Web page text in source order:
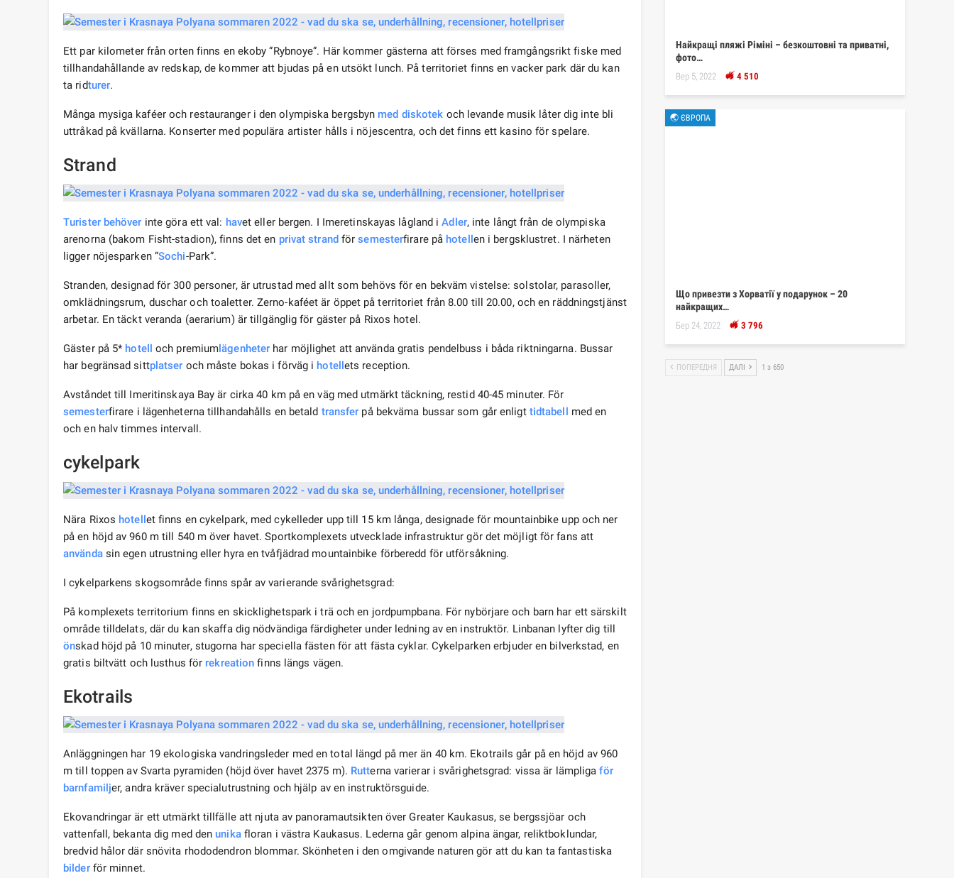
Ett par kilometer från orten finns en ekoby ”Rybnoye”. Här kommer gästerna att förses med framgångsrikt fiske med
tillhandahållande av redskap, de kommer att bjudas på en utsökt lunch. På territoriet finns en vacker park där du kan
ta ridturer.
Många mysiga kaféer och restauranger i den olympiska bergsbyn med diskotek och levande musik låter dig inte bli
uttråkad på kvällarna. Konserter med populära artister hålls i nöjescentra, och det finns ett kasino för spelare.
Strand
Turister behöver inte göra ett val: havet eller bergen. I Imeretinskayas lågland iAdler, inte långt från de olympiska
arenorna (bakom Fisht-stadion), finns det en privat strand försemesterfirare på hotell en i bergsklustret. I närheten
ligger nöjesparken ”Sochi-Park”.
Stranden, designad för 300 personer, är utrustad med allt som behövs för en bekväm vistelse: solstolar, parasoller,
omklädningsrum, duschar och toaletter. Zerno-kaféet är öppet på territoriet från 8.00 till 20.00, och en räddningstjänst
arbetar. En täckt veranda (aerarium) är tillgänglig för gäster på Rixos hotel.
Gäster på 5* hotell och premium lägenheter har möjlighet att använda gratis pendelbuss i båda riktningarna. Bussar
har begränsad sittplatser och måste bokas i förväg i hotell ets reception.
Avståndet till Imeritinskaya Bay är cirka 40 km på en väg med utmärkt täckning, restid 40-45 minuter. För
semesterfirare i lägenheterna tillhandahålls en betald transfer på bekväma bussar som går enligt tidtabell
med en
och en halv timmes intervall.
cykelpark
Nära Rixos hotell et finns en cykelpark, med cykelleder upp till 15 km långa, designade för mountainbike upp och ner
på en höjd av 960 m till 540 m över havet. Sportkomplexets utvecklade infrastruktur gör det möjligt för fans att
användasin egen utrustning eller hyra en tvåfjädrad mountainbike förberedd för utförsåkning.
I cykelparkens skogsområde finns spår av varierande svårighetsgrad:
På komplexets territorium finns en skicklighetspark i trä och en jordpumpbana. För nybörjare och barn har ett särskilt
område tilldelats, där du kan skaffa dig nödvändiga färdigheter under ledning av en instruktör. Linbanan lyfter dig till
önskad höjd på 10 minuter, stugorna har speciella fästen för att fästa cyklar. Cykelparken erbjuder en bilverkstad, en
gratis biltvätt och lusthus för rekreation finns längs vägen.
Ekotrails
Anläggningen har 19 ekologiska vandringsleder med en total längd på mer än 40 km. Ekotrails går på en höjd av 960
m till toppen av Svarta pyramiden (höjd över havet 2375 m). Rutterna varierar i svårighetsgrad: vissa är lämpligaför
barnfamiljer, andra kräver specialutrustning och hjälp av en instruktörsguide.
Ekovandringar är ett utmärkt tillfälle att njuta av panoramautsikten över Greater Kaukasus, se bergssjöar och
vattenfall, bekanta dig med denunikafloran i västra Kaukasus. Lederna går genom alpina ängar, reliktboklundar,
bredvid hålor där snövita rhododendron blommar. Skönheten i den omgivande naturen gör att du kan ta fantastiska
bilderför minnet.
Найкращі пляжі Ріміні – безкоштовні та приватні,
фото…
Вер 5, 2022 4 510
🌏 ЄВРОПА
Що привезти з Хорватії у подарунок – 20
найкращих…
Бер 24, 2022 3 796
ПОПЕРЕДНЯ ДАЛІ 1 з 650